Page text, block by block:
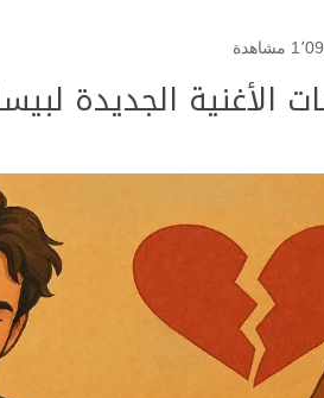
مشاهدة
الأغنية الجديدة